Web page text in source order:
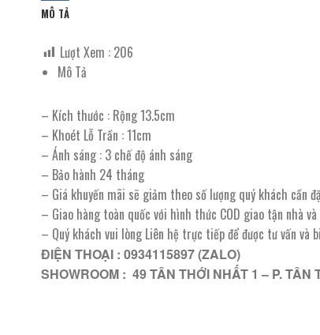
MÔ TẢ
Lượt Xem : 206
Mô Tả
– Kích thước : Rộng 13.5cm
– Khoét Lỗ Trần : 11cm
– Ánh sáng : 3 chế độ ánh sáng
– Bảo hành 24 tháng
– Giá khuyến mãi sẽ giảm theo số lượng quý khách cần
– Giao hàng toàn quốc với hình thức COD giao tận nhà
– Quý khách vui lòng Liên hệ trực tiếp để được tư vấn
ĐIỆN THOẠI : 0934115897 (ZALO)
SHOWROOM : 49 TÂN THỚI NHẤT 1 – P. TÂN